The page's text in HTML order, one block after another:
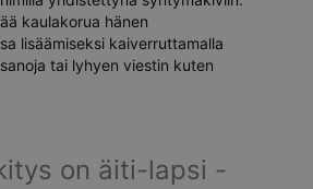
kaulakorua hänen
lisäämiseksi kaiverruttamalla
tai lyhyen viestin kuten
on äiti-lapsi -